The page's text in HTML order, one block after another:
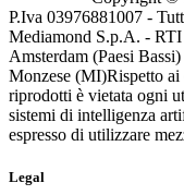
P.Iva 03976881007 -
Mediamond S.p.A. -
Amsterdam (Paesi
Monzese (MI)Rispetto ai
riprodotti è vietata ogni
sistemi di intelligenza
espresso di utilizzare
Legal